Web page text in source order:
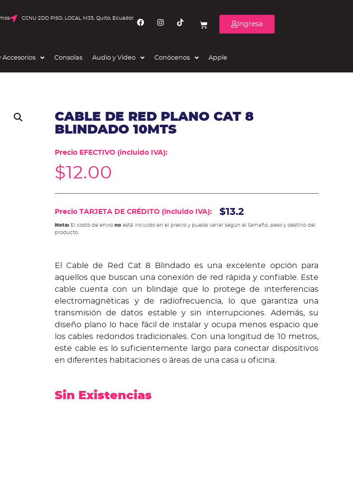
CCNU 2DO PISO, LOCAL M35, Quito, Ecuador
Ingresa
Accesorios Consolas Audio y Video Conócenos Apple
CABLE DE RED PLANO CAT 8
BLINDADO 10MTS
Precio EFECTIVO (incluido IVA):
$12.00
Precio TARJETA DE CRÉDITO (incluido IVA): $13.2
Nota:El costo de envío noestá incluido en el precio y puede variar según el tamaño, peso y destino del
producto.
El Cable de Red Cat 8 Blindado es una excelente opción para
aquellos que buscan una conexión de red rápida y confiable. Este
cable cuenta con un blindaje que lo protege de interferencias
electromagnéticas y de radiofrecuencia, lo que garantiza una
transmisión de datos estable y sin interrupciones. Además, su
diseño plano lo hace fácil de instalar y ocupa menos espacio que
los cables redondos tradicionales. Con una longitud de 10 metros,
este cable es lo suficientemente largo para conectar dispositivos
en diferentes habitaciones o áreas de una casa u oficina.
Sin Existencias